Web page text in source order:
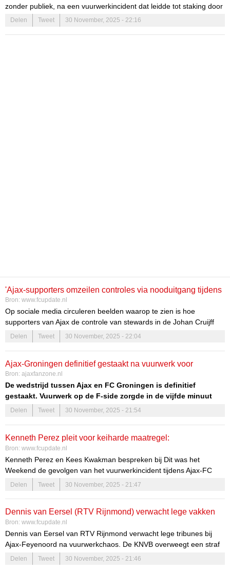
zonder publiek, na een vuurwerkincident dat leidde tot staking door
scheidsrechter Bas Nijhuis. De KNVB onderzoekt de
gebeurtenissen rond het duel.
Delen Tweet 30 November, 2025 - 22:16
'Ajax-supporters omzeilen controles via nooduitgang tijdens
vuurwerkchaos tegen FC Groningen'
Bron: www.fcupdate.nl
Op sociale media circuleren beelden waarop te zien is hoe
supporters van Ajax de controle van stewards in de Johan Cruijff
ArenA hebben omzeild. De wedstrijd tussen Ajax en FC Groningen
werd zondag na zes minuten spelen definitief gestaakt,
Delen Tweet 30 November, 2025 - 22:04
Ajax-Groningen definitief gestaakt na vuurwerk voor
overleden F-sider
Bron: ajaxfanzone.nl
De wedstrijd tussen Ajax en FC Groningen is definitief
gestaakt. Vuurwerk op de F-side zorgde in de vijfde minuut
van de wedstrijd al voor een tijdelijke staking. Nadat de
wedstrijd hervat werd, staken zij opnieuw vuurwerk af.
vijf minuten stilgelegd. Fans van Ajax staken massaal vuurwerk af,
waardoor scheidsrechter Bas Nijhuis besloot om alle spelers van
het veld en naar binnen te halen.
Delen Tweet 30 November, 2025 - 21:54
Kenneth Perez pleit voor keiharde maatregel:
'Reglementaire nederlaag Ajax'
Bron: www.fcupdate.nl
Kenneth Perez en Kees Kwakman bespreken bij Dit was het
Weekend de gevolgen van het vuurwerkincident tijdens Ajax-FC
Groningen. Perez pleit voor een reglementaire nederlaag voor Ajax,
terwijl Kwakman voorstelt om punten in mindering te brengen.
Delen Tweet 30 November, 2025 - 21:47
Dennis van Eersel (RTV Rijnmond) verwacht lege vakken
bij Ajax - Feyenoord
Bron: www.fcupdate.nl
Dennis van Eersel van RTV Rijnmond verwacht lege tribunes bij
Ajax-Feyenoord na vuurwerkchaos. De KNVB overweegt een straf
voor Ajax, waardoor fans mogelijk de Klassieker moeten missen.
De beslissing volgt na een rapport over de incidenten.
Delen Tweet 30 November, 2025 - 21:46